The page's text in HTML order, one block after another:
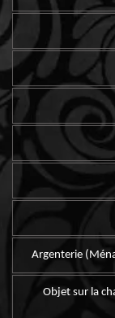
Argenterie
Objet sur la